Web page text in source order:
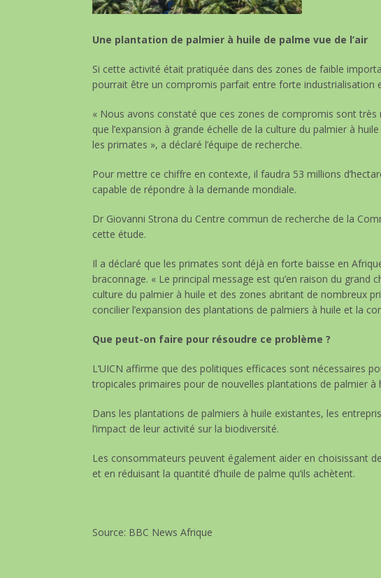
Une plantation de palmier à huile de palme vue de l’air
Si cette activité était pratiquée dans des zones de faible
pourrait être un compromis parfait entre forte industrialisation
« Nous avons constaté que ces zones de compromis sont
que l’expansion à grande échelle de la culture du palmier à
les primates », a déclaré l’équipe de recherche.
Pour mettre ce chiffre en contexte, il faudra 53 millions
capable de répondre à la demande mondiale.
Dr Giovanni Strona du Centre commun de recherche de la
cette étude.
Il a déclaré que les primates sont déjà en forte baisse en
braconnage. « Le principal message est qu’en raison du grand
culture du palmier à huile et des zones abritant de nombreux
concilier l’expansion des plantations de palmiers à huile et la
Que peut-on faire pour résoudre ce problème ?
L’UICN affirme que des politiques efficaces sont nécessaires
tropicales primaires pour de nouvelles plantations de palmier à
Dans les plantations de palmiers à huile existantes, les
l’impact de leur activité sur la biodiversité.
Les consommateurs peuvent également aider en choisissant
et en réduisant la quantité d’huile de palme qu’ils achètent.
Source: BBC News Afrique